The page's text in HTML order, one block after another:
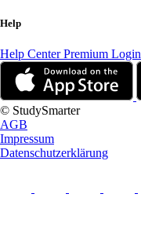
Help
Help CenterPremium Login
© StudySmarter
AGB
Impressum
Datenschutzerklärung